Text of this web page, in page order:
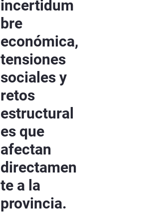
incertidum
bre
económica,
tensiones
sociales y
retos
estructural
es que
afectan
directamen
te a la
provincia.